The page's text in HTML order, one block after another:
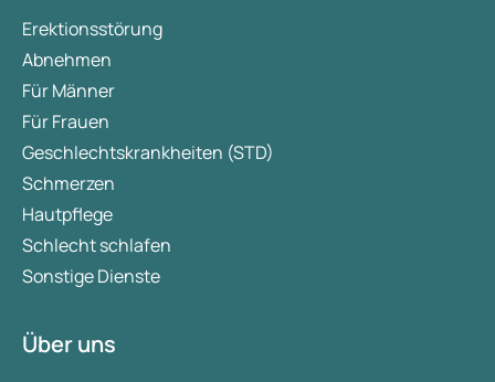
Erektionsstörung
Abnehmen
Für Männer
Für Frauen
Geschlechtskrankheiten (STD)
Schmerzen
Hautpflege
Schlecht schlafen
Sonstige Dienste
Über uns